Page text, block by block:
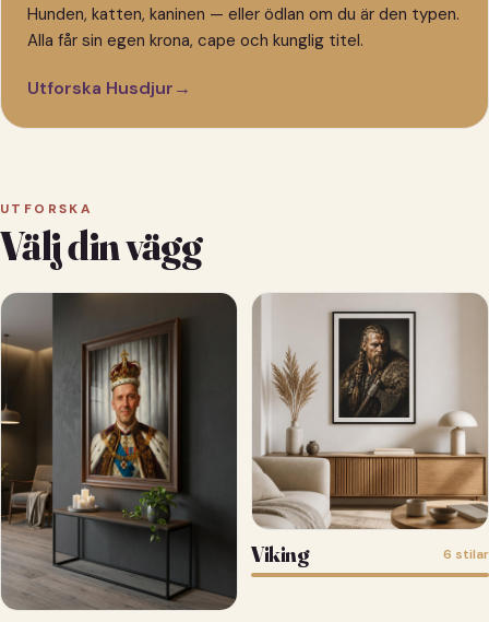
Hunden, katten, kaninen — eller ödlan om du är den typen.
Alla får sin egen krona, cape och kunglig titel.
Utforska Husdjur→
UTFORSKA
Välj din vägg
Viking 6 stilar